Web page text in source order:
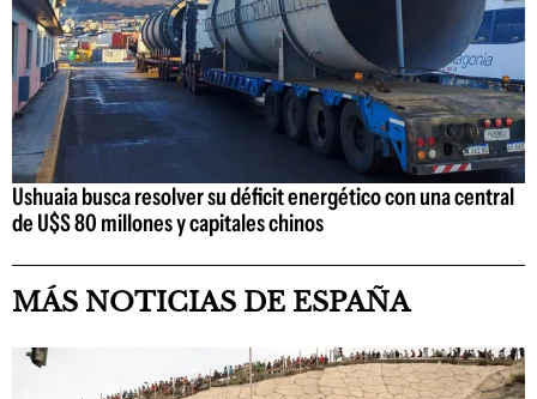
Ushuaia busca resolver su déficit energético con una central
de U$S 80 millones y capitales chinos
MÁS NOTICIAS DE ESPAÑA